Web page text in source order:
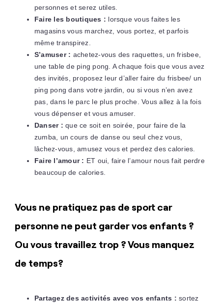
personnes et serez utiles.
Faire les boutiques : lorsque vous faites les
magasins vous marchez, vous portez, et parfois
même transpirez.
S’amuser : achetez-vous des raquettes, un frisbee,
une table de ping pong. A chaque fois que vous avez
des invités, proposez leur d’aller faire du frisbee/ un
ping pong dans votre jardin, ou si vous n’en avez
pas, dans le parc le plus proche. Vous allez à la fois
vous dépenser et vous amuser.
Danser : que ce soit en soirée, pour faire de la
zumba, un cours de danse ou seul chez vous,
lâchez-vous, amusez vous et perdez des calories.
Faire l’amour : ET oui, faire l’amour nous fait perdre
beaucoup de calories.
Vous ne pratiquez pas de sport car
personne ne peut garder vos enfants ?
Ou vous travaillez trop ? Vous manquez
de temps?
Partagez des activités avec vos enfants : sortez